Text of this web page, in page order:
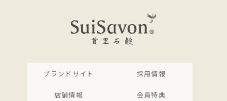
ブランドサイト 採用情報
店舗情報 会員特典